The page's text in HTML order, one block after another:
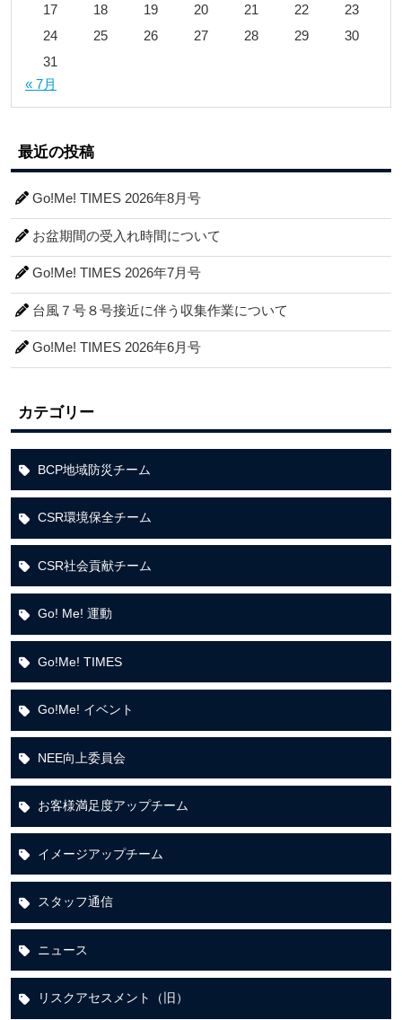
17 18 19 20 21 22
23
24
25 26 27 28 29
30
31
« 7月
最近の投稿
Go!Me! TIMES 2026年8月号
お盆期間の受入れ時間について
Go!Me! TIMES 2026年7月号
台風７号８号接近に伴う収集作業について
Go!Me! TIMES 2026年6月号
カテゴリー
BCP地域防災チーム
CSR環境保全チーム
CSR社会貢献チーム
Go! Me! 運動
Go!Me! TIMES
Go!Me! イベント
NEE向上委員会
お客様満足度アップチーム
イメージアップチーム
スタッフ通信
ニュース
リスクアセスメント（旧）